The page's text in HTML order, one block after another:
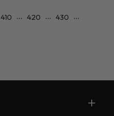
410 ... 420 ... 430 ...